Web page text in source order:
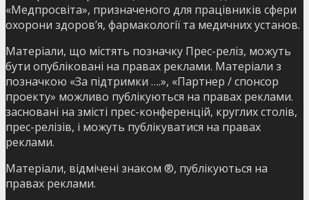
«Медпросвіта», призначеного для працівників сфери
охорони здоров’я, фармакології та медичних установ.
Матеріали, що містять позначку Прес-реліз, можуть
бути опубліковані на правах реклами. Матеріали з
позначкою «За підтримки ….», «Партнер / спонсор
проекту» можливо публікуються на правах реклами.
засновані на змісті прес-конференцій, круглих столів,
прес-релізів, і можуть публікуватися на правах
реклами.
Матеріали, відмічені знаком ®, публікуються на
правах реклами.